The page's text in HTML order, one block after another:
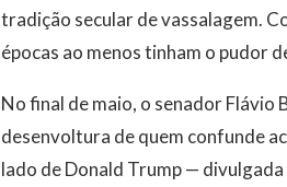
tradição secular de vassalagem.
épocas ao menos tinham o pudor
No final de maio, o senador Flávio
desenvoltura de quem confunde
lado de Donald Trump —